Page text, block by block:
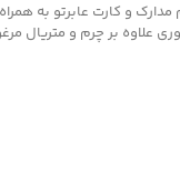
و کارت عابرتو به
علاوه بر چرم و متریال